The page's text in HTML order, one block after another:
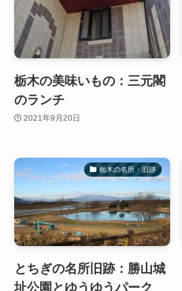
栃木の美味いもの：三元閣
のランチ
2021年9月20日
栃木の名所・旧跡
とちぎの名所旧跡：勝山城
址公園とゆうゆうパーク